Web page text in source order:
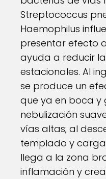
Streptococcus
Haemophilus
presentar efecto
ayuda a reducir
estacionales. Al
se produce un
que ya en boca
nebulización
vías altas; al
templado y
llega a la zona
inflamación y